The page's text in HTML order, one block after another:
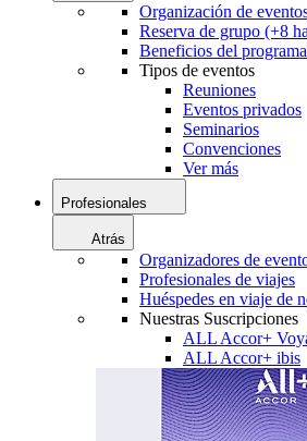
Organización de
Reserva de grupo (+8
Beneficios del
Tipos de eventos
Reuniones
Eventos privados
Seminarios
Convenciones
Ver más
Profesionales
Atrás
Organizadores de
Profesionales de viajes
Huéspedes en viaje de
Nuestras Suscripciones
ALL Accor+
ALL Accor+ ibis